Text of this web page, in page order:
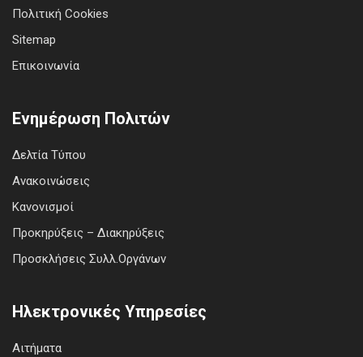
Πολιτική Cookies
Sitemap
Επικοινωνία
Ενημέρωση Πολιτών
Δελτία Τύπου
Ανακοινώσεις
Κανονισμοί
Προκηρύξεις – Διακηρύξεις
Προσκλήσεις Συλλ.Οργάνων
Ηλεκτρονικές Υπηρεσίες
Αιτήματα